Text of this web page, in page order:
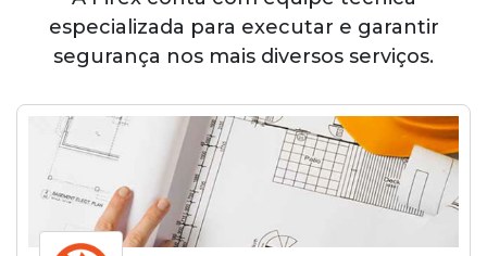
especializada para executar e garantir
segurança nos mais diversos serviços.